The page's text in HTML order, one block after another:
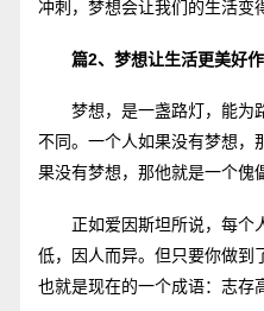
冲刺，梦想会让我们的生活变
篇2、梦想让生活更美好
梦想，是一盏路灯，能为
不同。一个人如果没有梦想，
果没有梦想，那他就是一个傀
正如爱因斯坦所说，每个
低，因人而异。但只要你做到
也就是现在的一个成语：志存